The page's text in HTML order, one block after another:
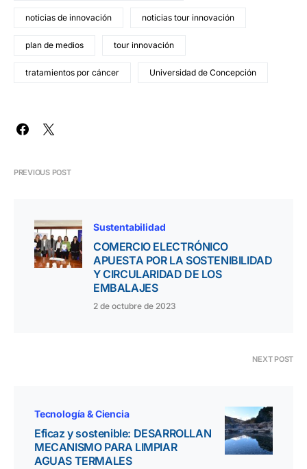
noticias de innovación noticias tour innovación
plan de medios tour innovación
tratamientos por cáncer Universidad de Concepción
PREVIOUS POST
Sustentabilidad
COMERCIO ELECTRÓNICO
APUESTA POR LA SOSTENIBILIDAD
Y CIRCULARIDAD DE LOS
EMBALAJES
2 de octubre de 2023
NEXT POST
Tecnología & Ciencia
Eficaz y sostenible: DESARROLLAN
MECANISMO PARA LIMPIAR
AGUAS TERMALES